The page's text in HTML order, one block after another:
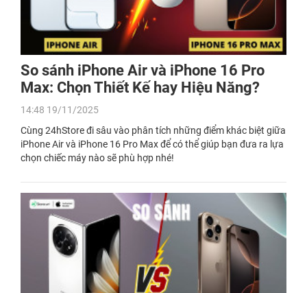
So sánh iPhone Air và iPhone 16 Pro
Max: Chọn Thiết Kế hay Hiệu Năng?
14:48 19/11/2025
Cùng 24hStore đi sâu vào phân tích những điểm khác biệt giữa
iPhone Air và iPhone 16 Pro Max để có thể giúp bạn đưa ra lựa
chọn chiếc máy nào sẽ phù hợp nhé!